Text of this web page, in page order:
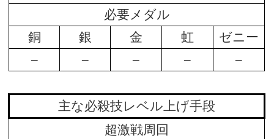
必要メダル
銅
銀 金 虹
ゼニー
–
– – – –
主な必殺技レベル上げ手段
超激戦周回